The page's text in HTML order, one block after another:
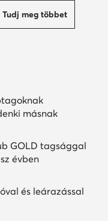
Tudj meg többet
másnak
GOLD tagsággal
évben
és leárazással